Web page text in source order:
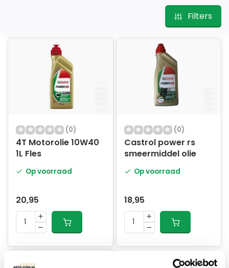
Filters
(0)
4T Motorolie 10W40
1L Fles
Op voorraad
20,95
(0)
Castrol power rs
smeermiddel olie
Op voorraad
18,95